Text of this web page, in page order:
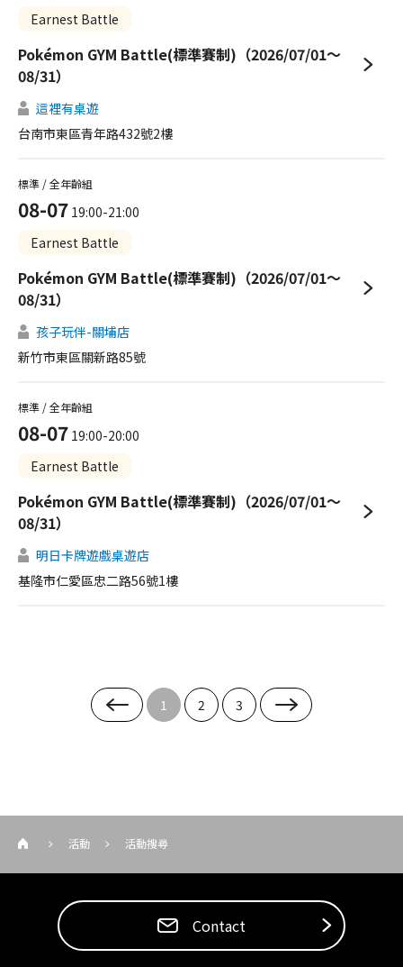
Earnest Battle
Pokémon GYM Battle(標準賽制)（2026/07/01～
08/31）
這裡有桌遊
台南市東區青年路432號2樓
08-07 19:00-21:00
Earnest Battle
標準 / 全年齡組
Pokémon GYM Battle(標準賽制)（2026/07/01～
08/31）
孩子玩伴-關埔店
新竹市東區關新路85號
08-07 19:00-20:00
Earnest Battle
標準 / 全年齡組
Pokémon GYM Battle(標準賽制)（2026/07/01～
08/31）
明日卡牌遊戲桌遊店
基隆市仁愛區忠二路56號1樓
1 2 3
活動 活動搜尋
Contact